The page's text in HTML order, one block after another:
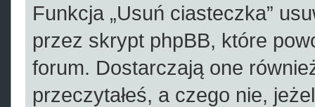
Funkcja „Usuń ciasteczka”
przez skrypt phpBB, które
forum. Dostarczają one
przeczytałeś, a czego nie,